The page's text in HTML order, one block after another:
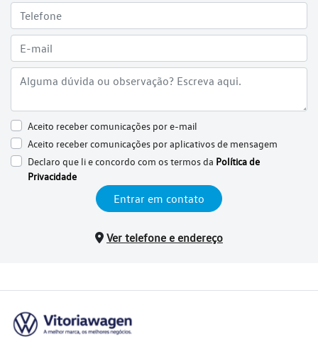
Aceito receber comunicações por e-mail
Aceito receber comunicações por aplicativos de mensagem
Declaro que li e concordo com os termos da Política de
Privacidade
Entrar em contato
Ver telefone e endereço